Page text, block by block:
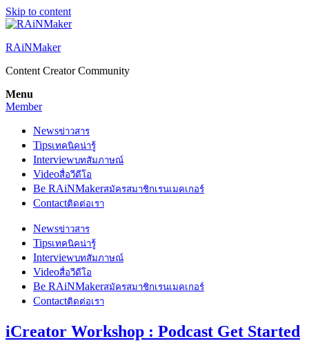
Skip to content
RAiNMaker
Content Creator Community
Menu
Member
Newsข่าวสาร
Tipsเทคนิคน่ารู้
Interviewบทสัมภาษณ์
Videoสื่อวีดีโอ
Be RAiNMakerสมัครสมาชิกเรนเมคเกอร์
Contactติดต่อเรา
Newsข่าวสาร
Tipsเทคนิคน่ารู้
Interviewบทสัมภาษณ์
Videoสื่อวีดีโอ
Be RAiNMakerสมัครสมาชิกเรนเมคเกอร์
Contactติดต่อเรา
iCreator Workshop : Podcast Get Started